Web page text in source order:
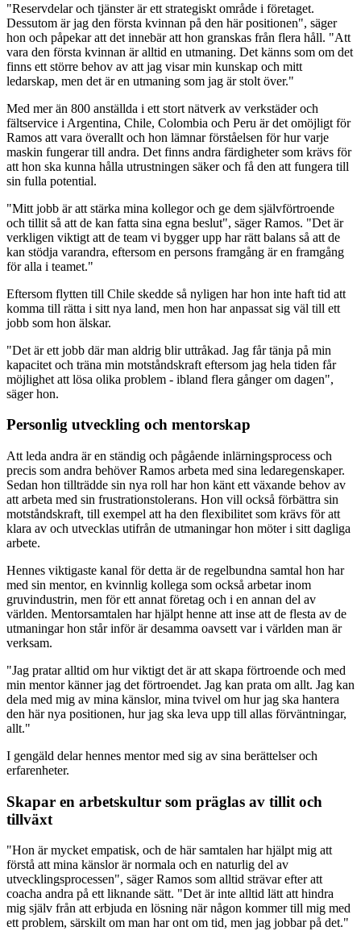
"Reservdelar och tjänster är ett strategiskt område i företaget.
Dessutom är jag den första kvinnan på den här positionen", säger
hon och påpekar att det innebär att hon granskas från flera håll. "Att
vara den första kvinnan är alltid en utmaning. Det känns som om det
finns ett större behov av att jag visar min kunskap och mitt
ledarskap, men det är en utmaning som jag är stolt över."
Med mer än 800 anställda i ett stort nätverk av verkstäder och
fältservice i Argentina, Chile, Colombia och Peru är det omöjligt för
Ramos att vara överallt och hon lämnar förståelsen för hur varje
maskin fungerar till andra. Det finns andra färdigheter som krävs för
att hon ska kunna hålla utrustningen säker och få den att fungera till
sin fulla potential.
"Mitt jobb är att stärka mina kollegor och ge dem självförtroende
och tillit så att de kan fatta sina egna beslut", säger Ramos. "Det är
verkligen viktigt att de team vi bygger upp har rätt balans så att de
kan stödja varandra, eftersom en persons framgång är en framgång
för alla i teamet."
Eftersom flytten till Chile skedde så nyligen har hon inte haft tid att
komma till rätta i sitt nya land, men hon har anpassat sig väl till ett
jobb som hon älskar.
"Det är ett jobb där man aldrig blir uttråkad. Jag får tänja på min
kapacitet och träna min motståndskraft eftersom jag hela tiden får
möjlighet att lösa olika problem - ibland flera gånger om dagen",
säger hon.
Personlig utveckling och mentorskap
Att leda andra är en ständig och pågående inlärningsprocess och
precis som andra behöver Ramos arbeta med sina ledaregenskaper.
Sedan hon tillträdde sin nya roll har hon känt ett växande behov av
att arbeta med sin frustrationstolerans. Hon vill också förbättra sin
motståndskraft, till exempel att ha den flexibilitet som krävs för att
klara av och utvecklas utifrån de utmaningar hon möter i sitt dagliga
arbete.
Hennes viktigaste kanal för detta är de regelbundna samtal hon har
med sin mentor, en kvinnlig kollega som också arbetar inom
gruvindustrin, men för ett annat företag och i en annan del av
världen. Mentorsamtalen har hjälpt henne att inse att de flesta av de
utmaningar hon står inför är desamma oavsett var i världen man är
verksam.
"Jag pratar alltid om hur viktigt det är att skapa förtroende och med
min mentor känner jag det förtroendet. Jag kan prata om allt. Jag kan
dela med mig av mina känslor, mina tvivel om hur jag ska hantera
den här nya positionen, hur jag ska leva upp till allas förväntningar,
allt."
I gengäld delar hennes mentor med sig av sina berättelser och
erfarenheter.
Skapar en arbetskultur som präglas av tillit och
tillväxt
"Hon är mycket empatisk, och de här samtalen har hjälpt mig att
förstå att mina känslor är normala och en naturlig del av
utvecklingsprocessen", säger Ramos som alltid strävar efter att
coacha andra på ett liknande sätt. "Det är inte alltid lätt att hindra
mig själv från att erbjuda en lösning när någon kommer till mig med
ett problem, särskilt om man har ont om tid, men jag jobbar på det."